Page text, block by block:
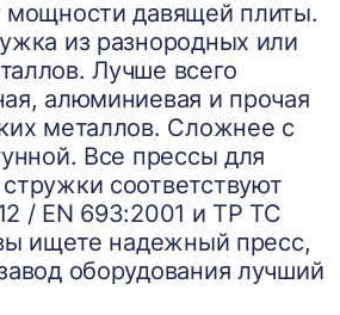
мощности давящей плиты.
из разнородных или
Лучше всего
алюминиевая и прочая
металлов. Сложнее с
Все прессы для
соответствуют
/ EN 693:2001 и ТР ТС
ищете надежный пресс,
оборудования лучший